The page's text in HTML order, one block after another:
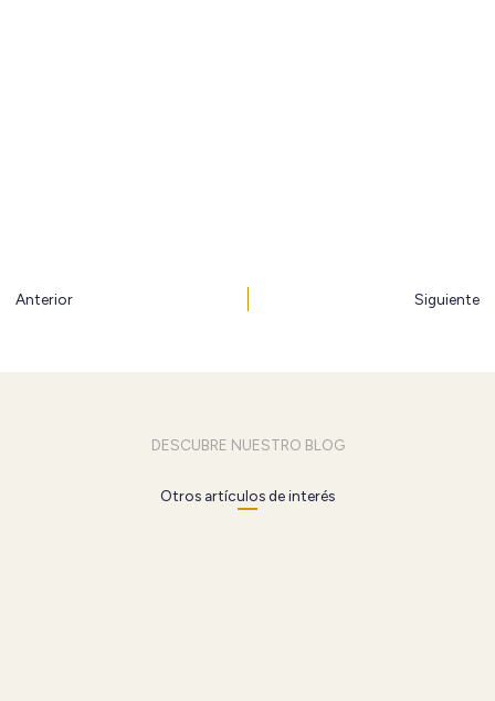
Ant
Anterior Siguiente
DESCUBRE NUESTRO BLOG
Otros artículos de interés